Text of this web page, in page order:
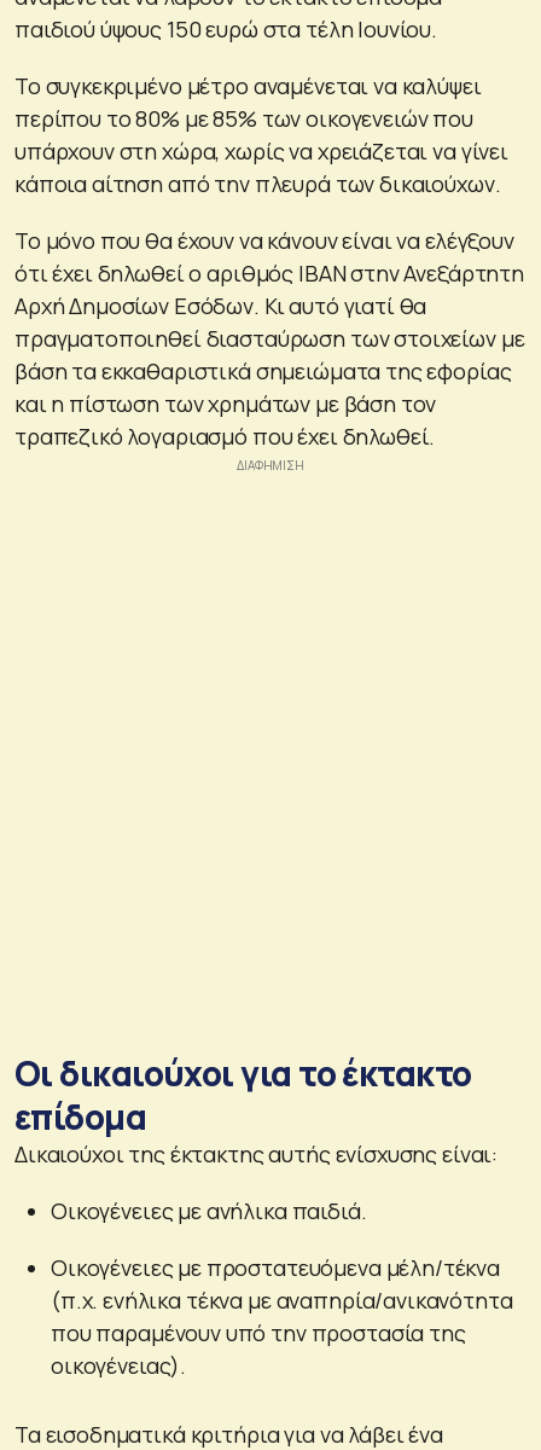
παιδιού ύψους 150 ευρώ στα τέλη Ιουνίου.
Το συγκεκριμένο μέτρο αναμένεται να καλύψει
περίπου το 80% με 85% των οικογενειών που
υπάρχουν στη χώρα, χωρίς να χρειάζεται να γίνει
κάποια αίτηση από την πλευρά των δικαιούχων.
Το μόνο που θα έχουν να κάνουν είναι να ελέγξουν
ότι έχει δηλωθεί ο αριθμός ΙΒΑΝ στην Ανεξάρτητη
Αρχή Δημοσίων Εσόδων. Κι αυτό γιατί θα
πραγματοποιηθεί διασταύρωση των στοιχείων με
βάση τα εκκαθαριστικά σημειώματα της εφορίας
και η πίστωση των χρημάτων με βάση τον
τραπεζικό λογαριασμό που έχει δηλωθεί.
Οι δικαιούχοι για το έκτακτο
επίδομα
Δικαιούχοι της έκτακτης αυτής ενίσχυσης είναι:
Οικογένειες με ανήλικα παιδιά.
Οικογένειες με προστατευόμενα μέλη/τέκνα
(π.χ. ενήλικα τέκνα με αναπηρία/ανικανότητα
που παραμένουν υπό την προστασία της
οικογένειας).
Τα εισοδηματικά κριτήρια για να λάβει ένα